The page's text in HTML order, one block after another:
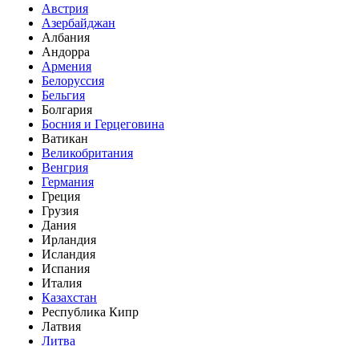
Австрия
Азербайджан
Албания
Андорра
Армения
Белоруссия
Бельгия
Болгария
Босния и Герцеговина
Ватикан
Великобритания
Венгрия
Германия
Греция
Грузия
Дания
Ирландия
Исландия
Испания
Италия
Казахстан
Республика Кипр
Латвия
Литва